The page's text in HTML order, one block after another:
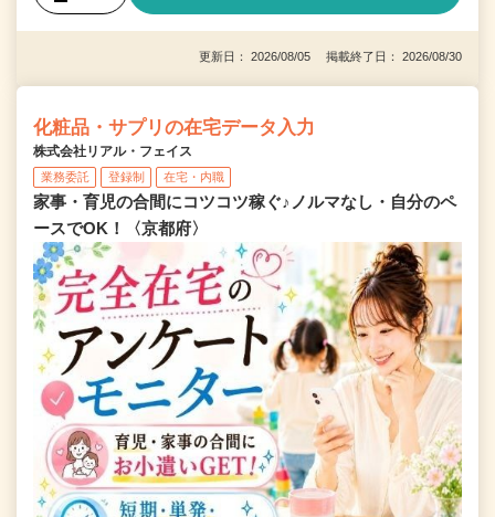
更新日： 2026/08/05 掲載終了日： 2026/08/30
化粧品・サプリの在宅データ入力
株式会社リアル・フェイス
業務委託 登録制 在宅・内職
家事・育児の合間にコツコツ稼ぐ♪ノルマなし・自分のペ
ースでOK！〈京都府〉